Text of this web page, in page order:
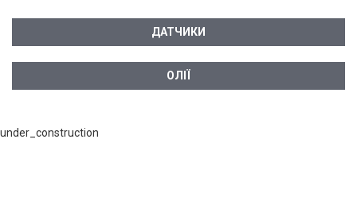
ДАТЧИКИ
ОЛІЇ
under_construction